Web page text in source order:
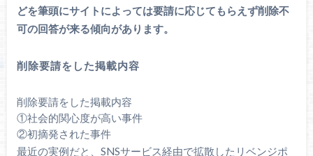
どを筆頭にサイトによっては要請に応じてもらえず削除不
可の回答が来る傾向があります。
削除要請をした掲載内容
削除要請をした掲載内容
①社会的関心度が高い事件
②初摘発された事件
最近の実例だと、SNSサービス経由で拡散したリベンジポ